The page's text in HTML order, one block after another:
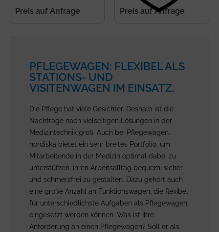
Preis auf Anfrage
Preis auf Anfrage
PFLEGEWAGEN: FLEXIBEL ALS
STATIONS- UND
VISITENWAGEN IM EINSATZ.
Die Pflege hat viele Gesichter. Deshalb ist die
Nachfrage nach vielseitigen Lösungen in der
Medizintechnik groß. Auch bei Pflegewagen.
nordiska bietet ein sehr breites Portfolio, um
Mitarbeitende in der Medizin optimal dabei zu
unterstützen, ihren Arbeitsalltag bequem, sicher
und schmerzfrei zu gestalten. Dazu gehört auch
eine große Anzahl an Funktionswagen, die flexibel
für unterschiedlichste Aufgaben als Pflegewagen
eingesetzt werden können. Was ist Ihre
Anforderung an einen Pflegewagen? Soll er als